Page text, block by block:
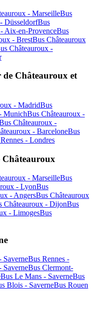
- MarseilleBus
DüsseldorfBus
Aix-en-ProvenceBus
- BrestBus Châteauroux
Châteauroux -
Châteauroux et
- MadridBus
MunichBus Châteauroux -
Châteauroux -
- BarceloneBus
- Londres
Châteauroux
- MarseilleBus
- LyonBus
- AngersBus Châteauroux
Châteauroux - DijonBus
- LimogesBus
SaverneBus Rennes -
SaverneBus Clermont-
Bus Le Mans - SaverneBus
Blois - SaverneBus Rouen